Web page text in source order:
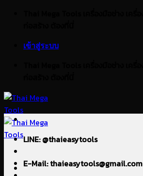
เข้าสู่ระบบ
LINE: @thaieasytools
E-Mail: thaieasytools@gmail.com